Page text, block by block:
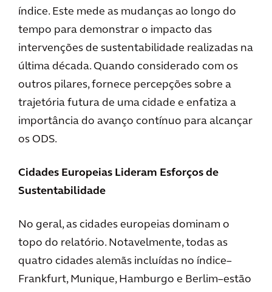
índice. Este mede as mudanças ao longo do
tempo para demonstrar o impacto das
intervenções de sustentabilidade realizadas na
última década. Quando considerado com os
outros pilares, fornece percepções sobre a
trajetória futura de uma cidade e enfatiza a
importância do avanço contínuo para alcançar
os ODS.
Cidades Europeias Lideram Esforços de
Sustentabilidade
No geral, as cidades europeias dominam o
topo do relatório. Notavelmente, todas as
quatro cidades alemãs incluídas no índice–
Frankfurt, Munique, Hamburgo e Berlim–estão